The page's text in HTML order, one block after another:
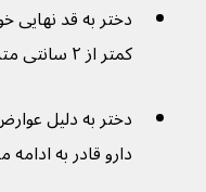
دختر به قد
کمتر از ۲ سانتی متر رشد کرده باشد
دختر به دلیل
دارو قادر به